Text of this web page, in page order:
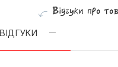
ВІДГУКИ